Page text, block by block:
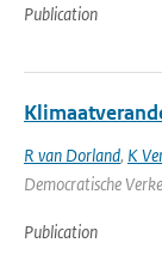
Publication
R van Dorland, K
Democratische
Publication